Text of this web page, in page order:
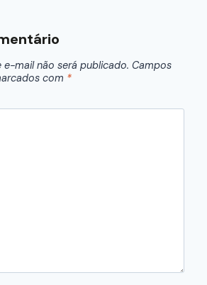
e-mail não será publicado. Campos
com *